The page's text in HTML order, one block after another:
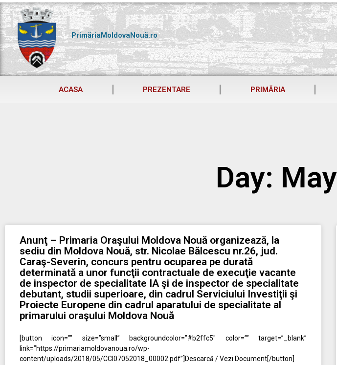
Skip
to
content
PrimăriaMoldovaNouă.ro
ACASA PREZENTARE PRIMĂRIA
Day:
Anunţ – Primaria Oraşului Moldova Nouă organizează, la
sediu din Moldova Nouă, str. Nicolae Bălcescu nr.26, jud.
Caraş-Severin, concurs pentru ocuparea pe durată
determinată a unor funcţii contractuale de execuţie vacante
de inspector de specialitate IA şi de inspector de specialitate
debutant, studii superioare, din cadrul Serviciului Investiţii şi
Proiecte Europene din cadrul aparatului de specialitate al
primarului oraşului Moldova Nouă
[button icon=”” size=”small” backgroundcolor=”#b2ffc5″ color=”” target=”_blank”
link=”https://primariamoldovanoua.ro/wp-
content/uploads/2018/05/CCI07052018_00002.pdf”]Descarcă / Vezi Document[/button]